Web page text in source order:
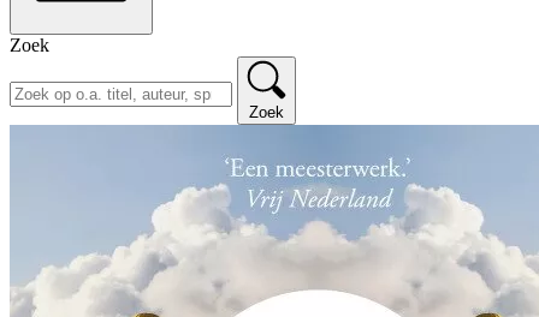
Zoek
Zoek